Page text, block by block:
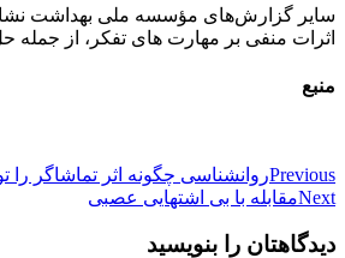
سایر گزارش‌های مؤسسه ملی بهداشت نشان
اثرات منفی بر مهارت های تفکر، از
منبع
راهبری
نوشته
Previousروانشناسی چگونه اثر تماشاگر
Nextمقابله با بی اشتهایی عصبی
دیدگاهتان را بنویسید